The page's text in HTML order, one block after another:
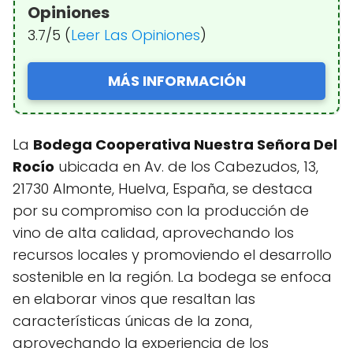
Opiniones
3.7/5 (Leer Las Opiniones)
MÁS INFORMACIÓN
La Bodega Cooperativa Nuestra Señora Del
Rocío ubicada en Av. de los Cabezudos, 13,
21730 Almonte, Huelva, España, se destaca
por su compromiso con la producción de
vino de alta calidad, aprovechando los
recursos locales y promoviendo el desarrollo
sostenible en la región. La bodega se enfoca
en elaborar vinos que resaltan las
características únicas de la zona,
aprovechando la experiencia de los